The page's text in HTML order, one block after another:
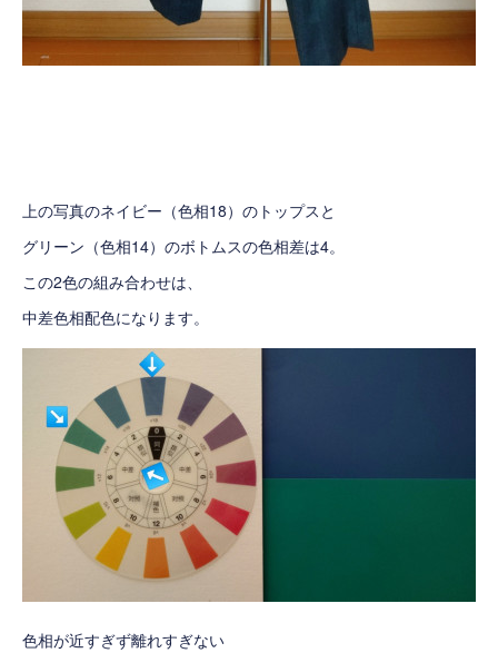
上の写真のネイビー（色相18）のトップスと
グリーン（色相14）のボトムスの色相差は4。
この2色の組み合わせは、
中差色相配色になります。
色相が近すぎず離れすぎない